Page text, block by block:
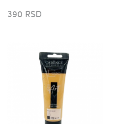
390 RSD